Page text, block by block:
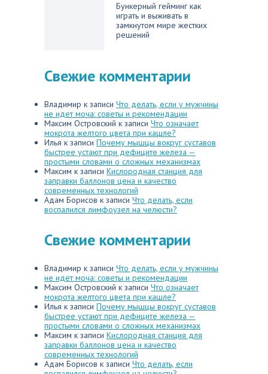
Бункерный гейминг как
играть и выживать в
замкнутом мире жестких
решений
Свежие комментарии
Владимир к записи Что делать, если у мужчины
не идет моча: советы и рекомендации
Максим Островский к записи Что означает
мокрота желтого цвета при кашле?
Илья к записи Почему мышцы вокруг суставов
быстрее устают при дефиците железа —
простыми словами о сложных механизмах
Максим к записи Кислородная станция для
заправки баллонов цена и качество
современных технологий
Адам Борисов к записи Что делать, если
воспалился лимфоузел на челюсти?
Свежие комментарии
Владимир к записи Что делать, если у мужчины
не идет моча: советы и рекомендации
Максим Островский к записи Что означает
мокрота желтого цвета при кашле?
Илья к записи Почему мышцы вокруг суставов
быстрее устают при дефиците железа —
простыми словами о сложных механизмах
Максим к записи Кислородная станция для
заправки баллонов цена и качество
современных технологий
Адам Борисов к записи Что делать, если